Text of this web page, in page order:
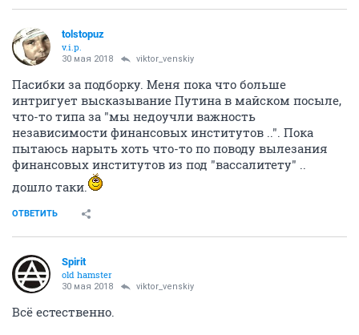
tolstopuz
v.i.p.
30 мая 2018 viktor_venskiy
Пасибки за подборку. Меня пока что больше
интригует высказывание Путина в майском посыле,
что-то типа за "мы недоучли важность
независимости финансовых институтов ..". Пока
пытаюсь нарыть хоть что-то по поводу вылезания
финансовых институтов из под "вассалитету" ..
дошло таки.
ОТВЕТИТЬ
Spirit
old hamster
30 мая 2018 viktor_venskiy
Всё естественно.